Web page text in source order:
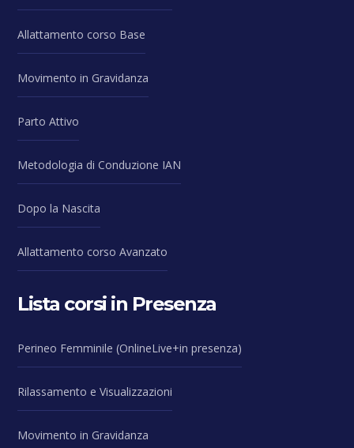
Allattamento corso Base
Movimento in Gravidanza
Parto Attivo
Metodologia di Conduzione IAN
Dopo la Nascita
Allattamento corso Avanzato
Lista corsi in Presenza
Perineo Femminile (OnlineLive+in presenza)
Rilassamento e Visualizzazioni
Movimento in Gravidanza